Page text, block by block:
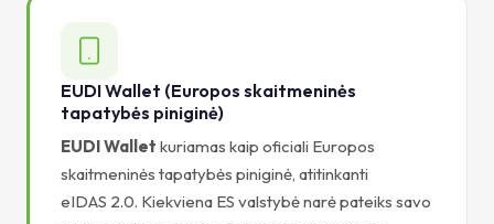
EUDI Wallet (Europos skaitmeninės
tapatybės piniginė)
EUDI Wallet kuriamas kaip oficiali Europos
skaitmeninės tapatybės piniginė, atitinkanti
eIDAS 2.0. Kiekviena ES valstybė narė pateiks savo